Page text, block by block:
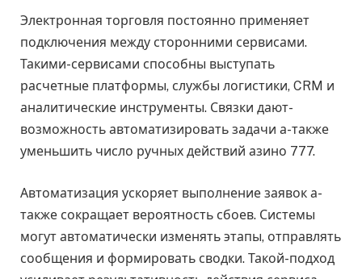
Электронная торговля постоянно применяет
подключения между сторонними сервисами.
Такими-сервисами способны выступать
расчетные платформы, службы логистики, CRM и
аналитические инструменты. Связки дают-
возможность автоматизировать задачи а-также
уменьшить число ручных действий азино 777.
Автоматизация ускоряет выполнение заявок а-
также сокращает вероятность сбоев. Системы
могут автоматически изменять этапы, отправлять
сообщения и формировать сводки. Такой-подход